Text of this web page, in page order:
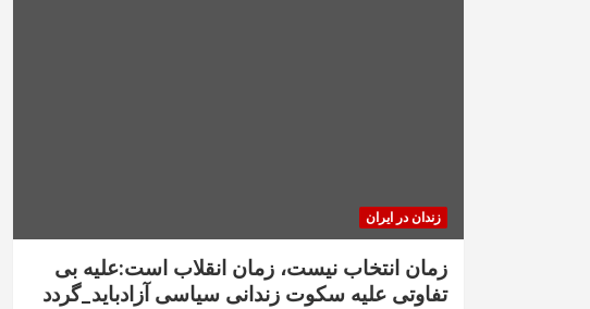
زندان در ایران
زمان انتخاب نیست، زمان انقلاب است:علیه بی
تفاوتی علیه سکوت زندانی سیاسی آزادباید_گردد